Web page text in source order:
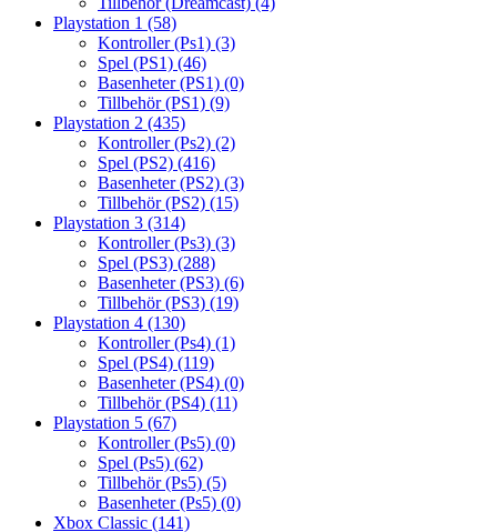
Playstation 1 (58)
Kontroller (Ps1) (3)
Spel (PS1) (46)
Basenheter (PS1) (0)
Tillbehör (PS1) (9)
Playstation 2 (435)
Kontroller (Ps2) (2)
Spel (PS2) (416)
Basenheter (PS2) (3)
Tillbehör (PS2) (15)
Playstation 3 (314)
Kontroller (Ps3) (3)
Spel (PS3) (288)
Basenheter (PS3) (6)
Tillbehör (PS3) (19)
Playstation 4 (130)
Kontroller (Ps4) (1)
Spel (PS4) (119)
Basenheter (PS4) (0)
Tillbehör (PS4) (11)
Playstation 5 (67)
Kontroller (Ps5) (0)
Spel (Ps5) (62)
Tillbehör (Ps5) (5)
Basenheter (Ps5) (0)
Xbox Classic (141)